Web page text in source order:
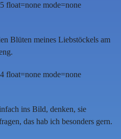
float=none mode=none
Blüten meines Liebstöckels am
float=none mode=none
ins Bild, denken, sie
das hab ich besonders gern.